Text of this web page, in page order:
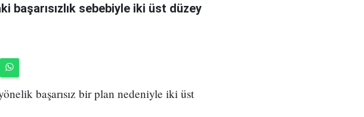
başarısızlık sebebiyle iki üst düzey
başarısız bir plan nedeniyle iki üst